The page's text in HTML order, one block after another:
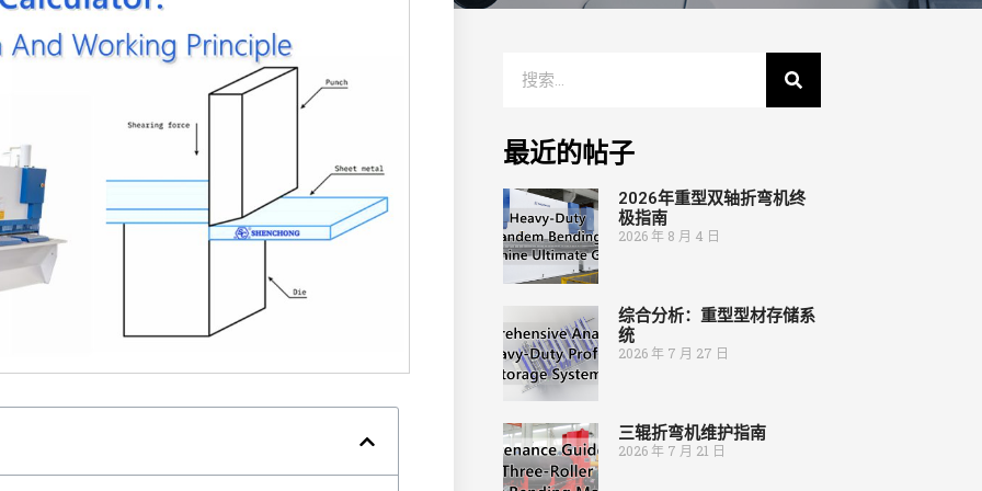
最近的帖子
2026年重型双轴折弯机终
极指南
2026 年 8 月 4 日
综合分析：重型型材存储系
统
2026 年 7 月 27 日
三辊折弯机维护指南
2026 年 7 月 21 日